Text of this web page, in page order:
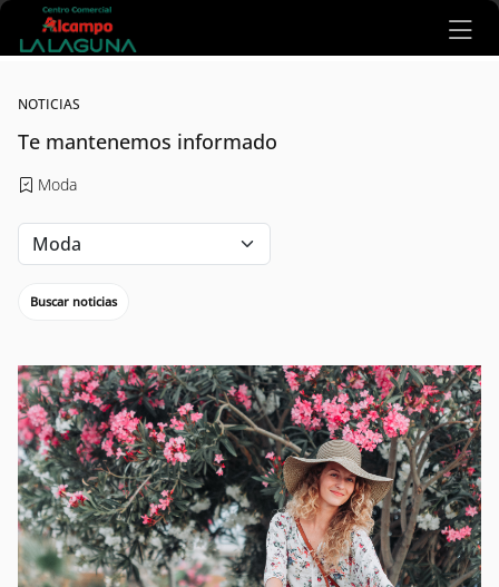
Ir al contenido principal
NOTICIAS
Te mantenemos informado
Moda
Buscar noticias